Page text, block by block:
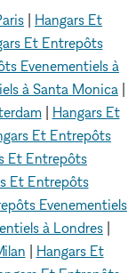
Hangars Et
Et Entrepôts
Evenementiels à
à Santa Monica
| Hangars Et
Et Entrepôts
Et Entrepôts
Et Entrepôts
Evenementiels
à Londres
Hangars Et